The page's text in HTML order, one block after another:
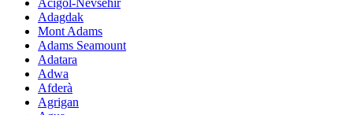
Adagdak
Mont Adams
Adams Seamount
Adatara
Adwa
Afderà
Agrigan